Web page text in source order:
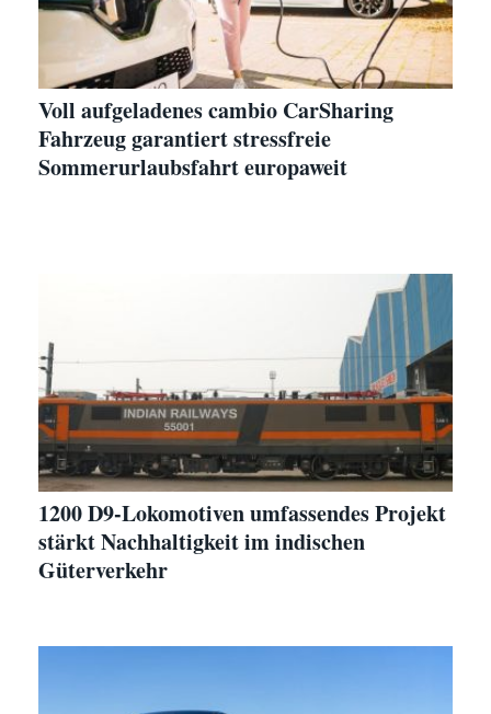
Voll aufgeladenes cambio CarSharing
Fahrzeug garantiert stressfreie
Sommerurlaubsfahrt europaweit
1200 D9-Lokomotiven umfassendes Projekt
stärkt Nachhaltigkeit im indischen
Güterverkehr